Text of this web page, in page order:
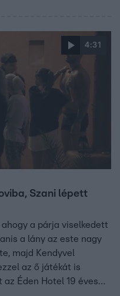
4:31
Szani lépett
ahogy a párja viselkedett
a lány az este nagy
majd Kendyvel
az ő játékát is
Éden Hotel 19 éves